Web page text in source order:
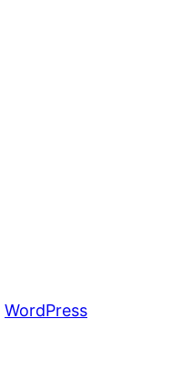
WordPress